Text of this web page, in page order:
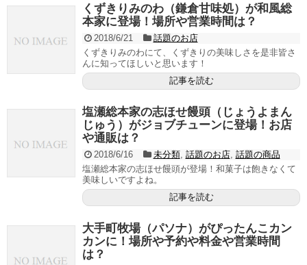
くずきりみのわ（鎌倉甘味処）が和風総
本家に登場！場所や営業時間は？
2018/6/21
話題のお店
くずきりみのわにて、くずきりの美味しさを是非皆さ
んに知ってほしいと思います！
記事を読む
塩瀬総本家の志ほせ饅頭（じょうよまん
じゅう）がジョブチューンに登場！お店
や通販は？
2018/6/16 未分類, 話題のお店, 話題の商品
塩瀬総本家の志ほせ饅頭が登場！和菓子は飽きなくて
美味しいですよね。
記事を読む
大手町牧場（パソナ）がぴったんこカン
カンに！場所や予約や料金や営業時間
は？